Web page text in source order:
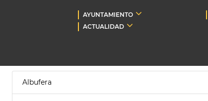
AYUNTAMIENTO
ACTUALIDAD
Albufera